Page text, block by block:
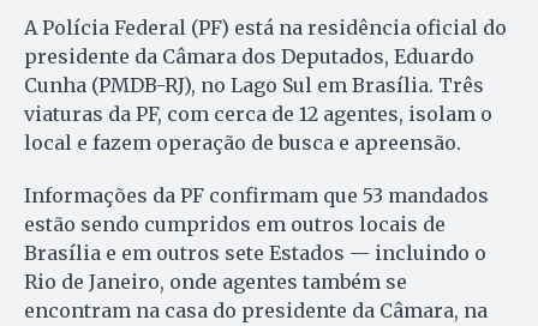
A Polícia Federal (PF) está na residência oficial do
presidente da Câmara dos Deputados, Eduardo
Cunha (PMDB-RJ), no Lago Sul em Brasília. Três
viaturas da PF, com cerca de 12 agentes, isolam o
local e fazem operação de busca e apreensão.
Informações da PF confirmam que 53 mandados
estão sendo cumpridos em outros locais de
Brasília e em outros sete Estados — incluindo o
Rio de Janeiro, onde agentes também se
encontram na casa do presidente da Câmara, na